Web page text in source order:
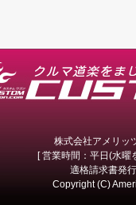
株式会社アメリ
[ 営業時間：平日(水
適格請求書発
Copyright (C)